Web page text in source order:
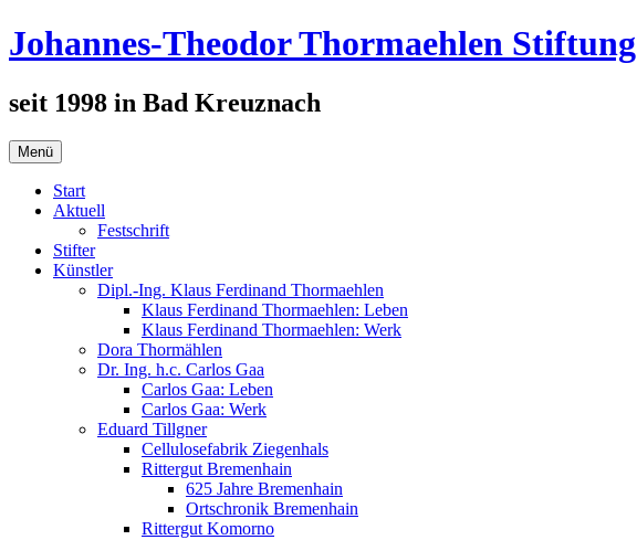
Zum
Inhalt
Johannes-Theodor Thormaehlen Stiftung
seit 1998 in Bad Kreuznach
Menü
Start
Aktuell
Festschrift
Stifter
Künstler
Dipl.-Ing. Klaus Ferdinand Thormaehlen
Klaus Ferdinand Thormaehlen: Leben
Klaus Ferdinand Thormaehlen: Werk
Dora Thormählen
Dr. Ing. h.c. Carlos Gaa
Carlos Gaa: Leben
Carlos Gaa: Werk
Eduard Tillgner
Cellulosefabrik Ziegenhals
Rittergut Bremenhain
625 Jahre Bremenhain
Ortschronik Bremenhain
Rittergut Komorno